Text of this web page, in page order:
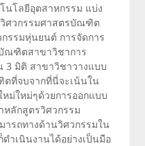
นโลยีอุตสาหกรรม แบ่ง
ศวกรรมศาสตรบัณฑิต
รรมหุ่นยนต์ การจัดการ
ณฑิตสาขาวิชาการ
3 มิติ สาขาวิชาวางแบบ
จบจากที่นี่จะเน้นใน
หม่ใหม่ๆด้วยการออกแบบ
ลักสูตรวิศวกรรม
รถทางด้านวิศวกรรมใน
ำเนินงานได้อย่างเป็นมือ